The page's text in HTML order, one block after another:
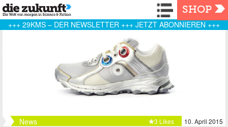
Navigation
SHOP
+++ 29KMS – DER NEWSLETTER +++ JETZT ABONNIEREN +++
News 10. April 2015
3 Likes